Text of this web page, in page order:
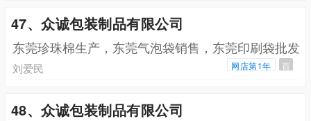
47、众诚包装制品有限公司
东莞珍珠棉生产，东莞气泡袋销售，东莞印刷袋批发
刘爱民 网店第1年 百
48、众诚包装制品有限公司